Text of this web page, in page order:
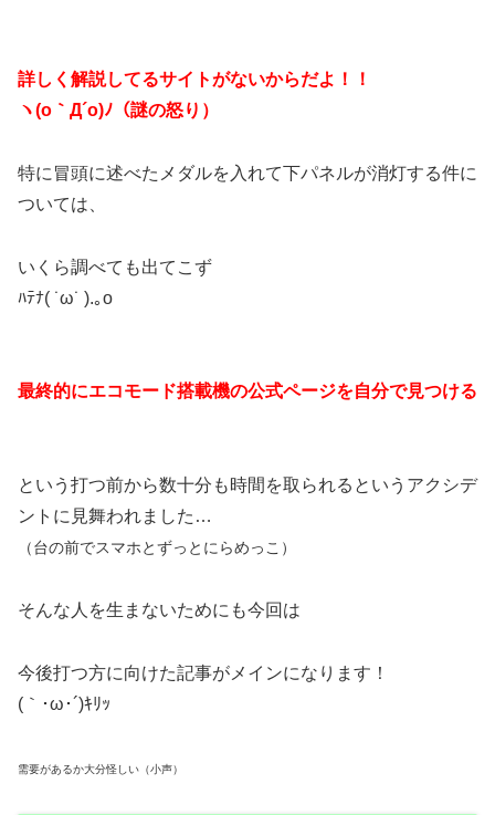
詳しく解説してるサイトがないからだよ！！
ヽ(o｀Д´o)ﾉ（謎の怒り）
特に冒頭に述べたメダルを入れて下パネルが消灯する件に
ついては、
いくら調べても出てこず
ﾊﾃﾅ( ˙ω˙ ).｡o
最終的にエコモード搭載機の公式ページを自分で見つける
という打つ前から数十分も時間を取られるというアクシデ
ントに見舞われました…
（台の前でスマホとずっとにらめっこ）
そんな人を生まないためにも今回は
今後打つ方に向けた記事がメインになります！
(｀･ω･´)ｷﾘｯ
需要があるか大分怪しい（小声）